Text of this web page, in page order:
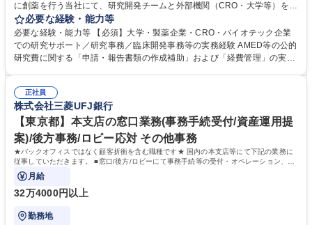
に創薬を行う当社にて、研究開発チームと外部機関（CRO・大学等）をつ
なぐハブとして、契約・発注・予算管理などの研究事務全般をお任せしま
す。 ■見積取得、発注、検収、請求処理等の事務手続き ■委託先との定例
会議の調整・アジェンダ準備・議事録作成 ■研究報告書、試験関連資料、
SOP等の整備・版管理・保管 ■研究開発の進捗・タイムライン・予算執行
集職種 研究事務【フルリモート・時短勤務可】
必要な経験・能力等
必要な経験・能力等 【必須】大学・製薬企業・CRO・バイオテック企業
での研究サポート／研究事務／臨床開発事務等の実務経験 AMED等の公的
研究費に関する「申請・報告書類の作成補助」および「経費管理」の実務
き方について】フルリモートやハイブリッド勤務、時短勤務など個々のラ
イフスタイルに応じた柔軟な働き方が可能です。育児や介護との両立も応
援します。 学歴・資格 学歴：大学院 大学 語学力： 資格：
正社員
株式会社三菱UFJ銀行
【東京都】本支店の窓口業務(事務手続受付/資産運用提
案)/後方事務/ロビー応対 その他事務
★バックオフィスではなく顧客折衝を含む職種です★ 国内の本支店等にて下記の業務に
従事していただきます。 ■窓口/後方/ロビーにて事務手続等の受付・オペレーション、お
客様対応
月給
32万4000円以上
勤務地